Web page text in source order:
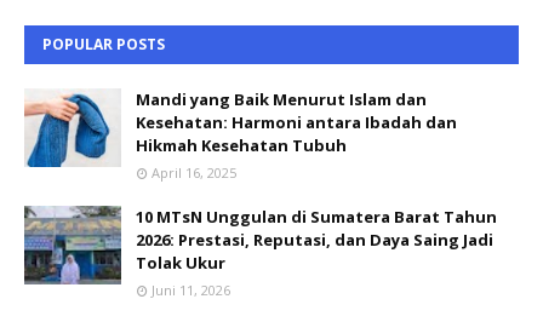
POPULAR POSTS
Mandi yang Baik Menurut Islam dan
Kesehatan: Harmoni antara Ibadah dan
Hikmah Kesehatan Tubuh
April 16, 2025
10 MTsN Unggulan di Sumatera Barat Tahun
2026: Prestasi, Reputasi, dan Daya Saing Jadi
Tolak Ukur
Juni 11, 2026